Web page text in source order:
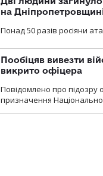
на
Понад 50 разів росіяни
Пообіцяв вивезти
викрито офіцера
Повідомлено про підозру
призначення